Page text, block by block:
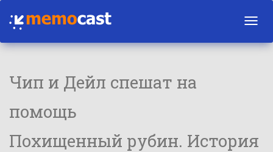
Чип и Дейл спешат на
помощь
Похищенный рубин. История